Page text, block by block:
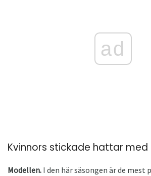
ad
Kvinnors stickade hattar
Modellen. I den här säsongen är de mest